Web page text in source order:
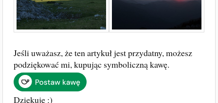
Jeśli uważasz, że ten artykuł jest przydatny, możesz
podziękować mi, kupując symboliczną kawę.
Dziękuję :)